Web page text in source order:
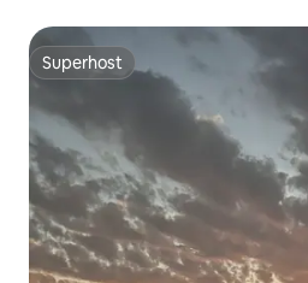
Superhost
Superhost